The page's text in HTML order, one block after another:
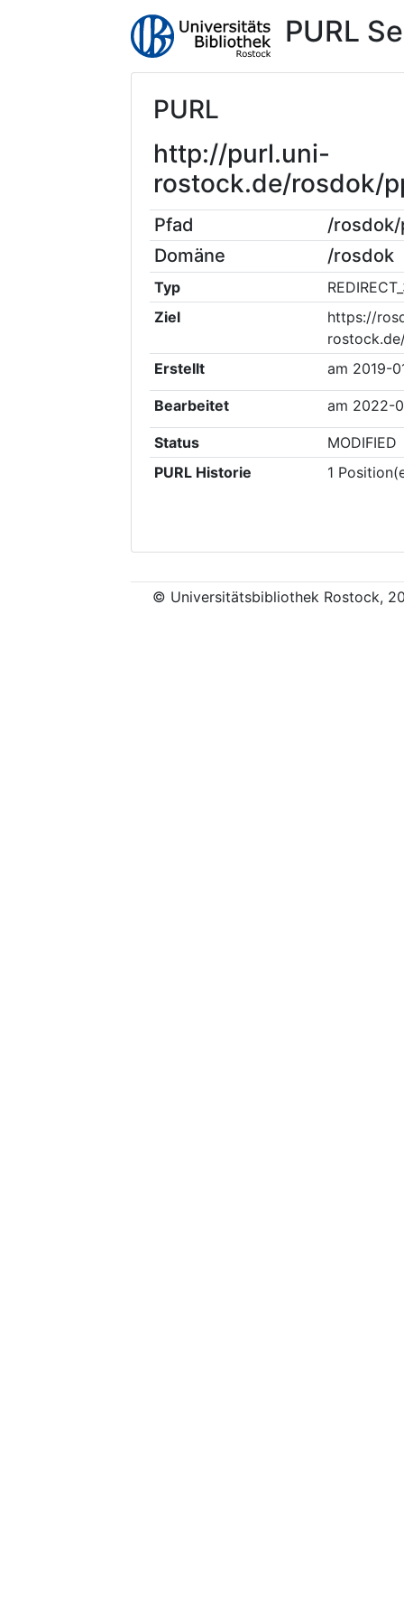
PURL
PURL
http://purl.uni-
rostock.de/rosdok/
Pfad
/
Domäne
/rosdok
Typ
Ziel
https://
Erstellt
am 2019-
Bearbeitet am 2022-
Status
MODIFIED
PURL Historie
1
© Universitätsbibliothek Rostock,